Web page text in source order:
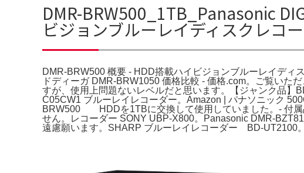
DMR-BRW500_1TB_Panasonic
ビジョンブルーレイディスクレコ
DMR-BRW500 概要 - HDD搭載ハイビジョンブルーレイディ
ドディーガ DMR-BRW1050 価格比較 - 価格.com。ご覧いた
すが、使用上問題ないレベルだと思います。【ジャンク品】
C05CW1 ブルーレイレコーダー。Amazon | パナソニック
BRW500 HDDを1TBに交換して使用していました。- 付
せん。レコーダー SONY UBP-X800。Panasonic DMR-
遠慮願います。SHARP ブルーレイレコーダー BD-UT2100